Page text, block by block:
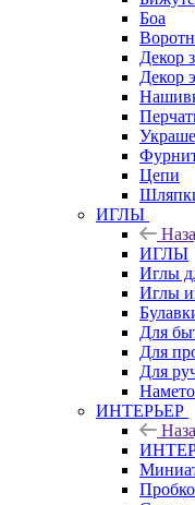
Боа
Декор
Декор
Цепи
ИГЛЫ
ИГЛЫ
Иглы
Иглы
Для
Для
Для
ИНТЕРЬЕР